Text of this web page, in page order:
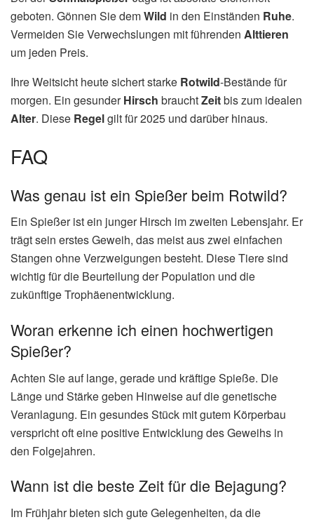
geboten. Gönnen Sie demWild in den Einständen Ruhe.
Vermeiden Sie Verwechslungen mit führenden Alttieren
um jeden Preis.
Ihre Weitsicht heute sichert starke Rotwild-Bestände für
morgen. Ein gesunderHirsch brauchtZeitbis zum idealen
Alter. Diese Regelgilt für 2025 und darüber hinaus.
FAQ
Was genau ist ein Spießer beim Rotwild?
Ein Spießer ist ein junger Hirsch im zweiten Lebensjahr. Er
trägt sein erstes Geweih, das meist aus zwei einfachen
Stangen ohne Verzweigungen besteht. Diese Tiere sind
wichtig für die Beurteilung der Population und die
zukünftige Trophäenentwicklung.
Woran erkenne ich einen hochwertigen
Spießer?
Achten Sie auf lange, gerade und kräftige Spieße. Die
Länge und Stärke geben Hinweise auf die genetische
Veranlagung. Ein gesundes Stück mit gutem Körperbau
verspricht oft eine positive Entwicklung des Geweihs in
den Folgejahren.
Wann ist die beste Zeit für die Bejagung?
Im Frühjahr bieten sich gute Gelegenheiten, da die